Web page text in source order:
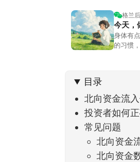
格兰
今天，
身体有
的习惯
目录
北向资金流
投资者如何
常见问题
北向资金
北向资金